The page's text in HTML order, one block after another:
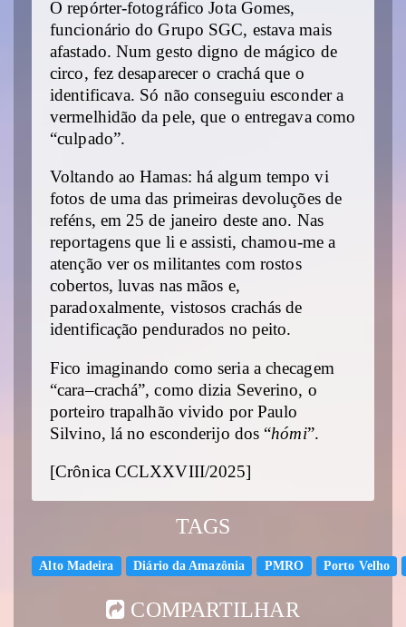
O repórter-fotográfico Jota Gomes,
funcionário do Grupo SGC, estava mais
afastado. Num gesto digno de mágico de
circo, fez desaparecer o crachá que o
identificava. Só não conseguiu esconder a
vermelhidão da pele, que o entregava como
“culpado”.
Voltando ao Hamas: há algum tempo vi
fotos de uma das primeiras devoluções de
reféns, em 25 de janeiro deste ano. Nas
reportagens que li e assisti, chamou-me a
atenção ver os militantes com rostos
cobertos, luvas nas mãos e,
paradoxalmente, vistosos crachás de
identificação pendurados no peito.
Fico imaginando como seria a checagem
“cara–crachá”, como dizia Severino, o
porteiro trapalhão vivido por Paulo
Silvino, lá no esconderijo dos “hómi”.
[Crônica CCLXXVIII/2025]
TAGS
Alto Madeira Diário da Amazônia PMRO Porto Velho
COMPARTILHAR